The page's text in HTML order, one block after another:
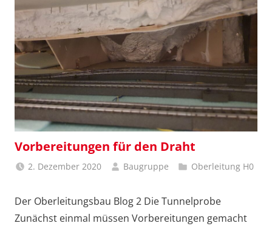
Vorbereitungen für den Draht
2. Dezember 2020 Baugruppe Oberleitung H0
Der Oberleitungsbau Blog 2 Die Tunnelprobe
Zunächst einmal müssen Vorbereitungen gemacht